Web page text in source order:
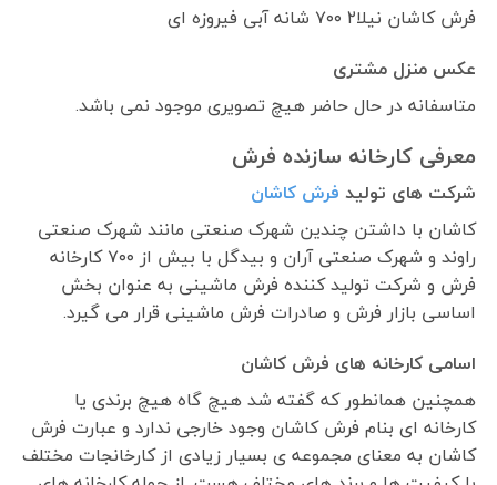
فرش کاشان نیلا۲ ۷۰۰ شانه آبی فیروزه ای
عکس منزل مشتری
متاسفانه در حال حاضر هیچ تصویری موجود نمی باشد.
معرفی کارخانه سازنده فرش
شرکت های تولید فرش کاشان
کاشان با داشتن چندین شهرک صنعتی مانند شهرک صنعتی
راوند و شهرک صنعتی آران و بیدگل با بیش از ۷۰۰ کارخانه
فرش و شرکت تولید کننده فرش ماشینی به عنوان بخش
اساسی بازار فرش و صادرات فرش ماشینی قرار می گیرد.
اسامی کارخانه های فرش کاشان
همچنین همانطور که گفته شد هیچ گاه هیچ برندی یا
کارخانه ای بنام فرش کاشان وجود خارجی ندارد و عبارت فرش
کاشان به معنای مجموعه ی بسیار زیادی از کارخانجات مختلف